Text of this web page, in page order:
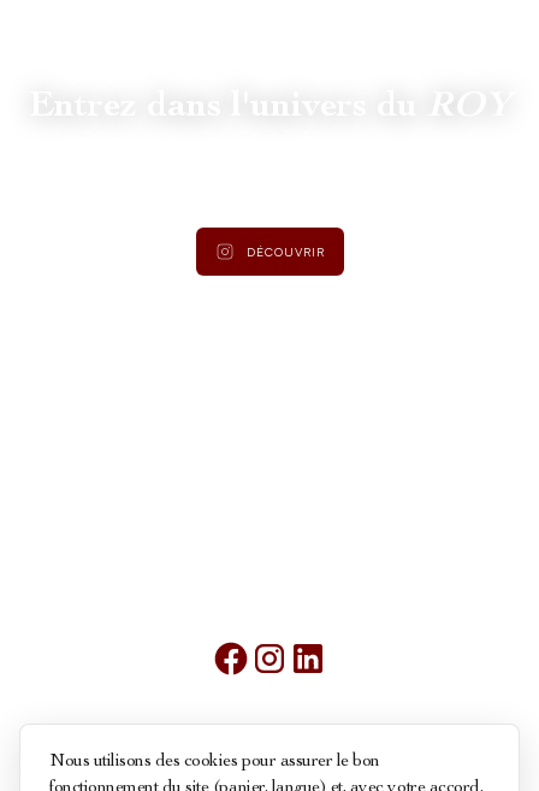
ROY
DÉCOUVRIR
Conditions générales de ventes
Nous utilisons des cookies pour assurer le bon